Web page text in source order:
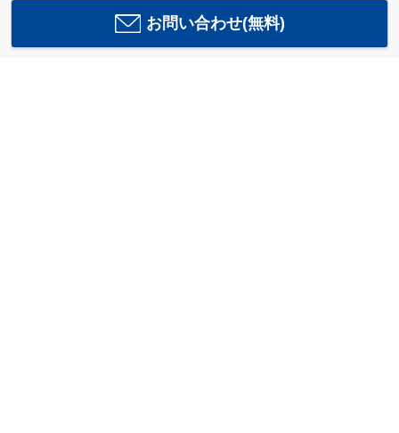
お問い合わせ(無料)